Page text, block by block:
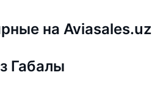
на Aviasales.uz
Габалы